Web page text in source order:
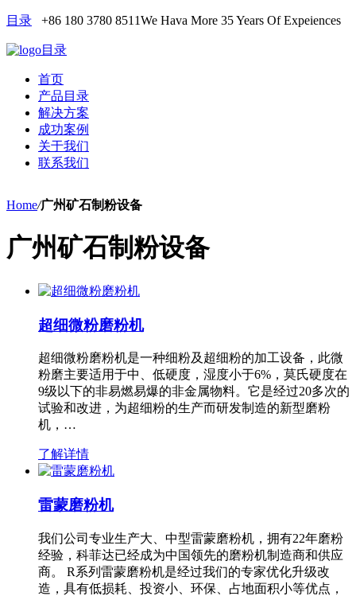
目录 +86 180 3780 8511We Hava More 35 Years Of Expeiences
目录
首页
产品目录
解决方案
成功案例
关于我们
联系我们
Home/广州矿石制粉设备
广州矿石制粉设备
超细微粉磨粉机
超细微粉磨粉机是一种细粉及超细粉的加工设备，此微
粉磨主要适用于中、低硬度，湿度小于6%，莫氏硬度在
9级以下的非易燃易爆的非金属物料。它是经过20多次的
试验和改进，为超细粉的生产而研发制造的新型磨粉
机，…
了解详情
雷蒙磨粉机
我们公司专业生产大、中型雷蒙磨粉机，拥有22年磨粉
经验，科菲达已经成为中国领先的磨粉机制造商和供应
商。 R系列雷蒙磨粉机是经过我们的专家优化升级改
造，具有低损耗、投资小、环保、占地面积小等优点，